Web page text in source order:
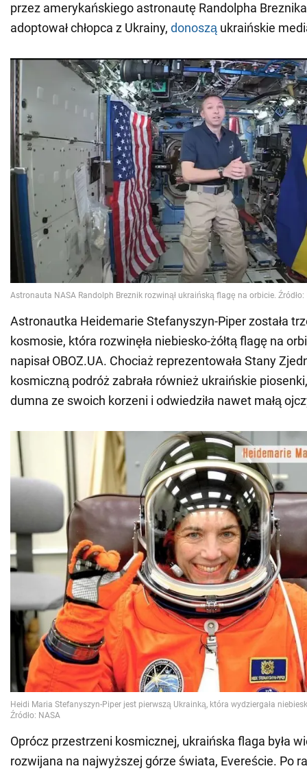
przez amerykańskiego astronautę Randolpha
adoptował chłopca z Ukrainy, donoszą ukraińskie
Astronautka Heidemarie Stefanyszyn-Piper została
kosmosie, która rozwinęła niebiesko-żółtą flagę na
napisał OBOZ.UA. Chociaż reprezentowała Stany
kosmiczną podróż zabrała również ukraińskie
dumna ze swoich korzeni i odwiedziła nawet małą
Oprócz przestrzeni kosmicznej, ukraińska flaga była
rozwijana na najwyższej górze świata, Evereście. Po